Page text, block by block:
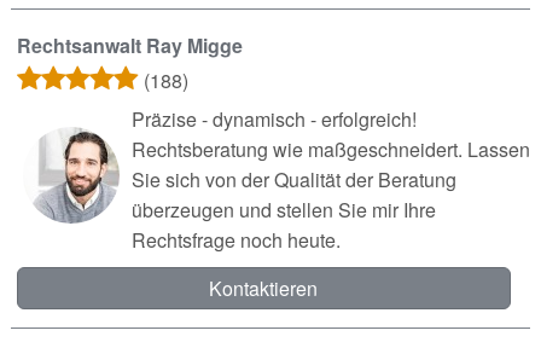
Rechtsanwalt Ray Migge
(188)
Präzise - dynamisch - erfolgreich!
Rechtsberatung wie maßgeschneidert. Lassen
Sie sich von der Qualität der Beratung
überzeugen und stellen Sie mir Ihre
Rechtsfrage noch heute.
Kontaktieren